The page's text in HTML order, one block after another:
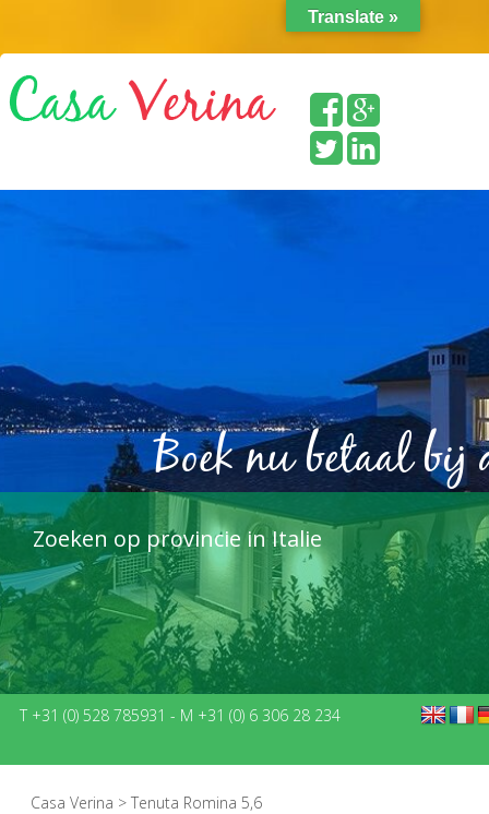
Zoeken op provincie in Italie
Boek nu betaal bij
T +31 (0) 528 785931 - M +31 (0) 6 306 28 234
Casa Verina > Tenuta Romina 5,6
Translate »